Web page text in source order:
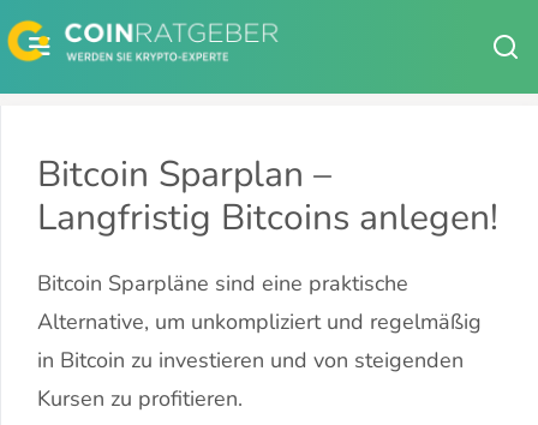
Zum
Inhalt
springen
Bitcoin Sparplan –
Langfristig Bitcoins anlegen!
Bitcoin Sparpläne sind eine praktische
Alternative, um unkompliziert und regelmäßig
in Bitcoin zu investieren und von steigenden
Kursen zu profitieren.